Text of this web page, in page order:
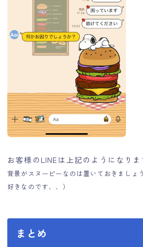
お客様のLINEは上記のようになりま
背景がスヌーピーなのは置いておきましょ
好きなのです、、）
まとめ